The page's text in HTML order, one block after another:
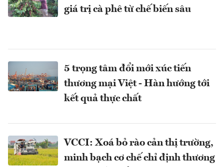
giá trị cà phê từ chế biến sâu
5 trọng tâm đổi mới xúc tiến
thương mại Việt - Hàn hướng tới
kết quả thực chất
VCCI: Xoá bỏ rào cản thị trường,
minh bạch cơ chế chỉ định thương